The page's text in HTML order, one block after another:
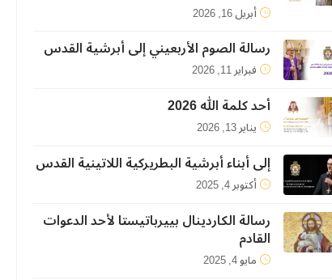
أبريل 16, 2026
رسالة الصوم الأربعيني إلى أبرشية القدس
فبراير 11, 2026
أحد كلمة الله 2026
يناير 13, 2026
إلى أبناء أبرشية البطريركية اللاتينية القدس
أكتوبر 4, 2025
رسالة الكاردينال بييرباتيستا لأحد الدعوات
القادم
مايو 4, 2025